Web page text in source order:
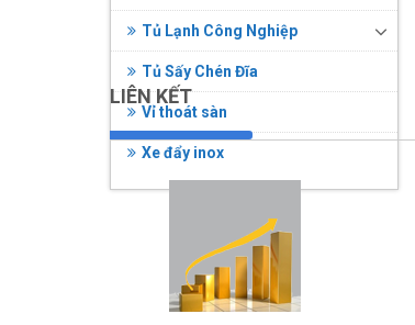
Tủ Lạnh Công Nghiệp
Tủ Sấy Chén Đĩa
Vỉ thoát sàn
Xe đẩy inox
LIÊN KẾT